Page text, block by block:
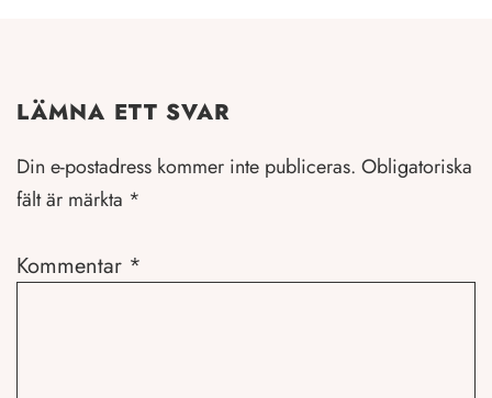
LÄMNA ETT SVAR
Din e-postadress kommer inte publiceras. Obligatoriska
fält är märkta *
Kommentar *